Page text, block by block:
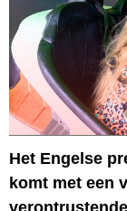
Het Engelse
komt met een